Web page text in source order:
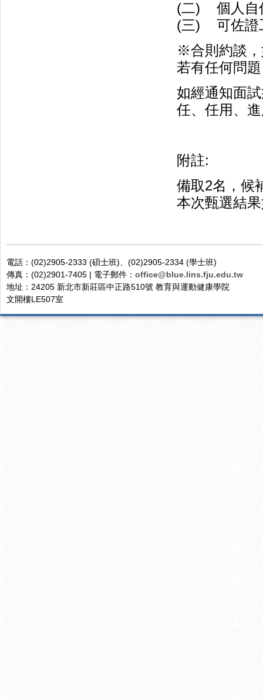
(二) 個人自
(三) 可佐證
※合則約談，
若有任何問
如經通知面
任、任用、
附註:
備取2名，候
本次甄選結
電話：(02)2905-2333 (碩士班)、(02)2905-2334 (學士班)
傳真：(02)2901-7405 | 電子郵件： office@blue.lins.fju.edu.tw
地址：24205 新北市新莊區中正路510號 教育與運動健康學院
文開樓LE507室